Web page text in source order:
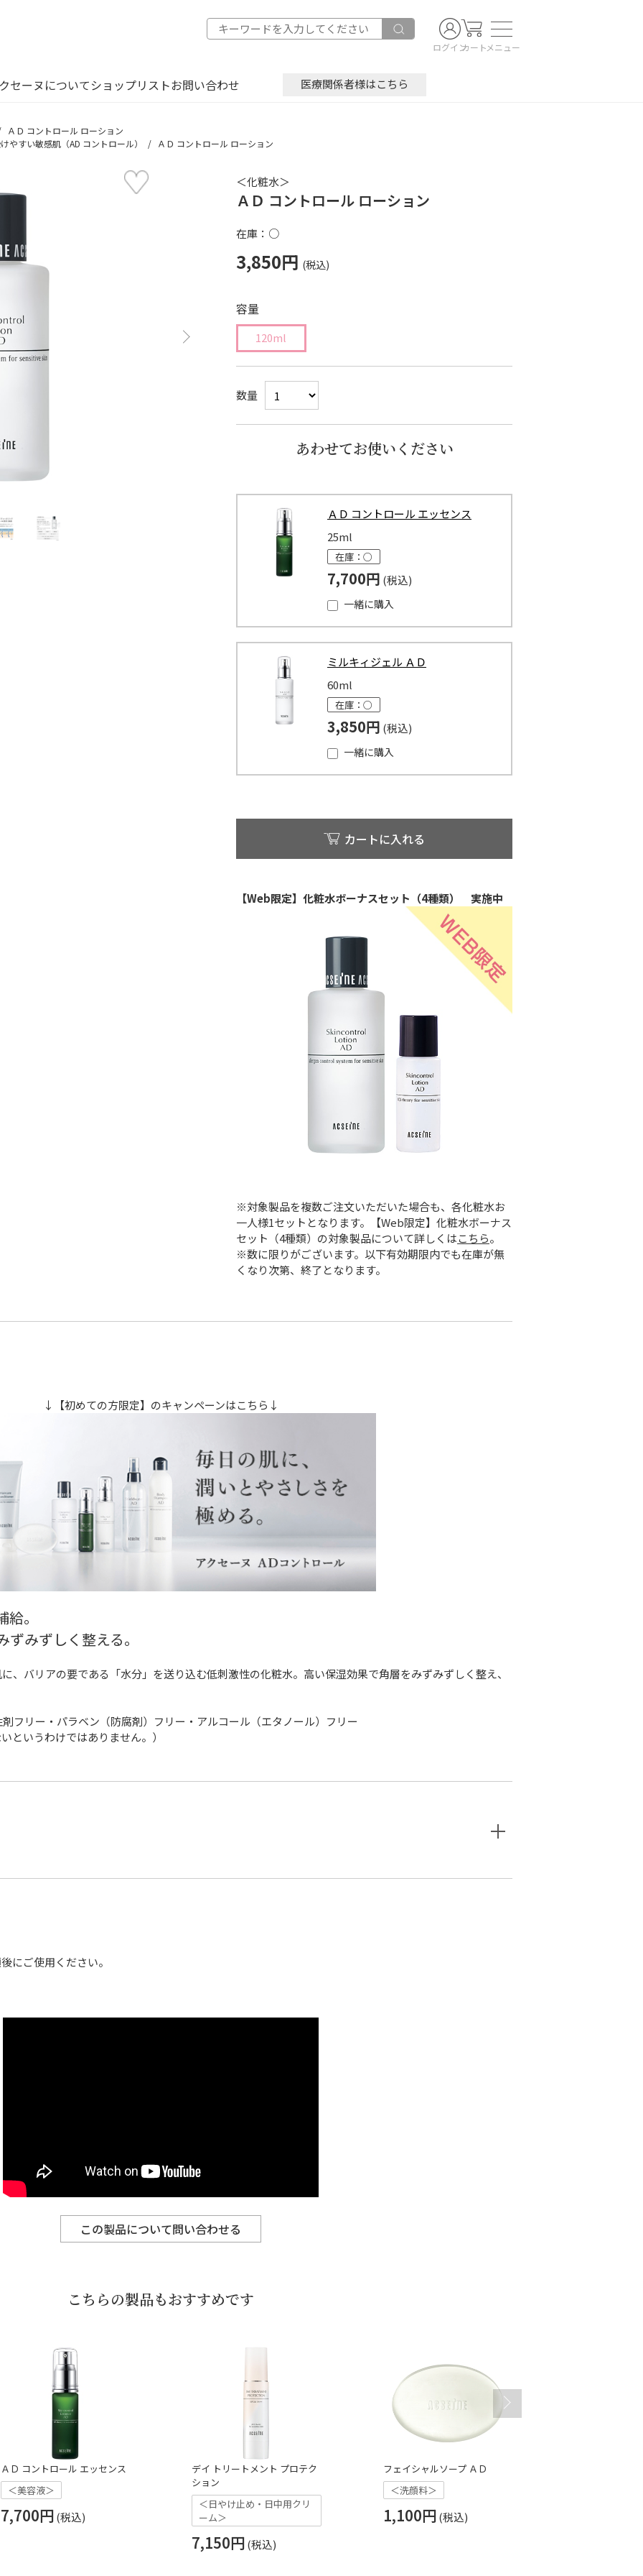
ログインカートメニュー
セーヌについてショップリストお問い合わせ 医療関係者様はこちら
ＡＤ コントロール ローション
やすい敏感肌（AD コントロール）
ＡＤ コントロール ローション
＜化粧水＞
ＡＤ コントロール ローション
在庫：○
3,850円
容量
120ml
数量
あわせてお使いください
ＡＤ コントロール エッセンス
25ml
在庫：○
7,700円
一緒に購入
ミルキィジェル ＡＤ
60ml
在庫：○
3,850円
一緒に購入
カートに入れる
【Web限定】化粧水ボーナスセット（4種類） 実施中
※対象製品を複数ご注文いただいた場合も、各化粧水お
一人様1セットとなります。【Web限定】化粧水ボーナス
セット（4種類）の対象製品について詳しくはこちら。
※数に限りがございます。以下有効期限内でも在庫が無
くなり次第、終了となります。
↓【初めての方限定】のキャンペーンはこちら↓
。
みずしく整える。
、バリアの要である「水分」を送り込む低刺激性の化粧水。高い保湿効果で角層をみずみずしく整え、
フリー・パラベン（防腐剤）フリー・アルコール（エタノール）フリー
というわけではありません。）
にご使用ください。
この製品について問い合わせる
こちらの製品もおすすめです
ＡＤ コントロール エッセンス
＜美容液＞
7,700円
デイ トリートメント プロテク
ション
＜日やけ止め・日中用クリ
ーム＞
7,150円
フェイシャルソープ ＡＤ
＜洗顔料＞
1,100円